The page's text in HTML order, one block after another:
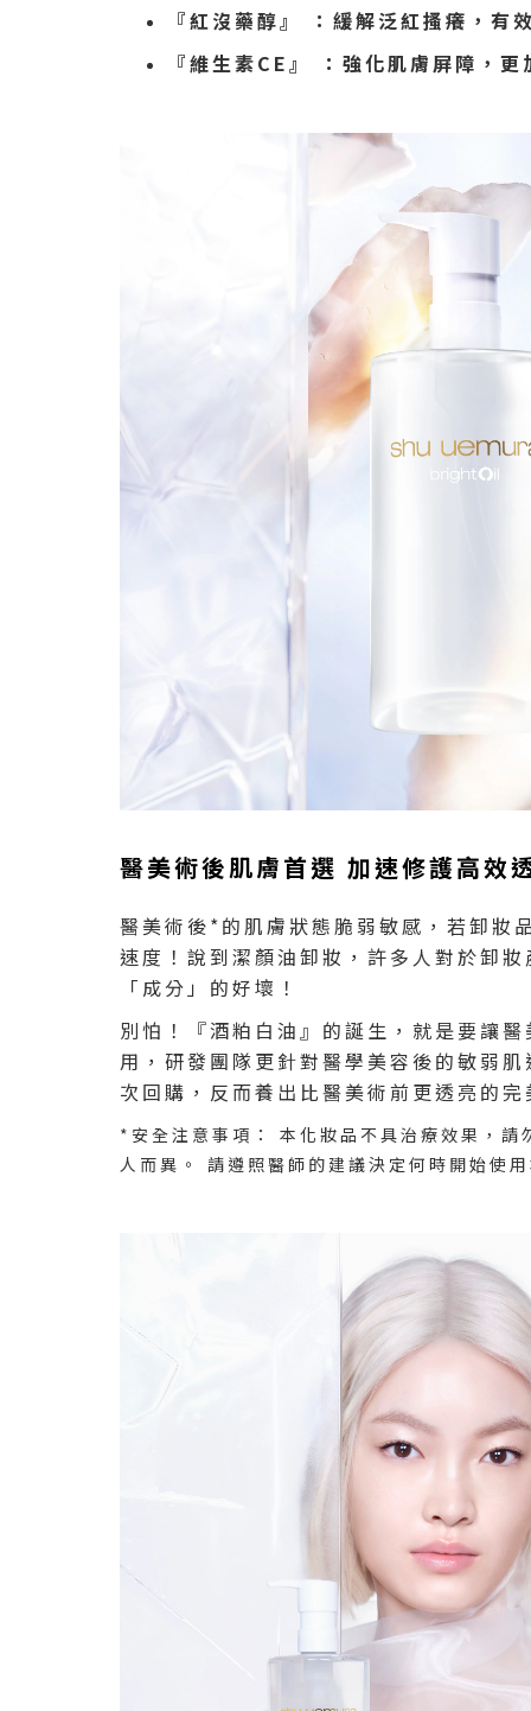
『紅沒藥醇』 ：緩解泛紅搔癢，有
『維生素CE』 ：強化肌膚屏障，
醫美術後肌膚首選 加速修護高效
醫美術後*的肌膚狀態脆弱敏感，若卸妝
速度！說到潔顏油卸妝，許多人對於卸
「成分」的好壞！
別怕！『酒粕白油』的誕生，就是要讓
用，研發團隊更針對醫學美容後的敏弱
次回購，反而養出比醫美術前更透亮的
*安全注意事項： 本化妝品不具治療效果，
人而異。 請遵照醫師的建議決定何時開始使